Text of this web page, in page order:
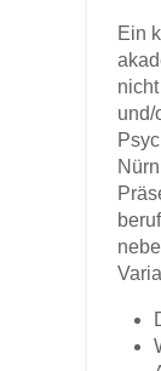
Ein
und/